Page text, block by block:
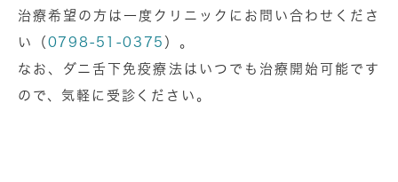
治療希望の方は一度クリニックにお問い合わせくださ
い（ 0798-51-0375 ）。
なお、ダニ舌下免疫療法はいつでも治療開始可能です
ので、気軽に受診ください。